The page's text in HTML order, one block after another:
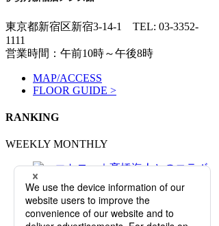
東京都新宿区新宿3-14-1 TEL: 03-3352-
1111
営業時間：午前10時～午後8時
MAP/ACCESS
FLOOR GUIDE >
RANKING
WEEKLY MONTHLY